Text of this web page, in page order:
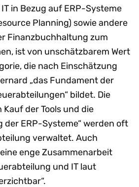
in Bezug auf ERP-Systeme
Planning) sowie andere
Finanzbuchhaltung zum
ist von unschätzbarem Wert
die nach Einschätzung
„das Fundament der
bildet. Die
Kauf der Tools und die
der ERP-Systeme“ werden oft
verwaltet. Auch
enge Zusammenarbeit
und IT laut